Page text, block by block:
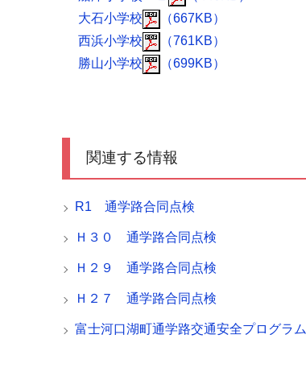
大石小学校
（667KB）
西浜小学校
（761KB）
勝山小学校 （699KB）
関連する情報
R1 通学路合同点検
Ｈ３０ 通学路合同点検
Ｈ２９ 通学路合同点検
Ｈ２７ 通学路合同点検
富士河口湖町通学路交通安全プログラム